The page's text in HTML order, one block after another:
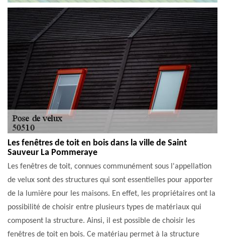
Les fenêtres de toit en bois dans la ville de Saint
Sauveur La Pommeraye
Les fenêtres de toit, connues communément sous l'appellation
de velux sont des structures qui sont essentielles pour apporter
de la lumière pour les maisons. En effet, les propriétaires ont la
possibilité de choisir entre plusieurs types de matériaux qui
composent la structure. Ainsi, il est possible de choisir les
fenêtres de toit en bois. Ce matériau permet à la structure